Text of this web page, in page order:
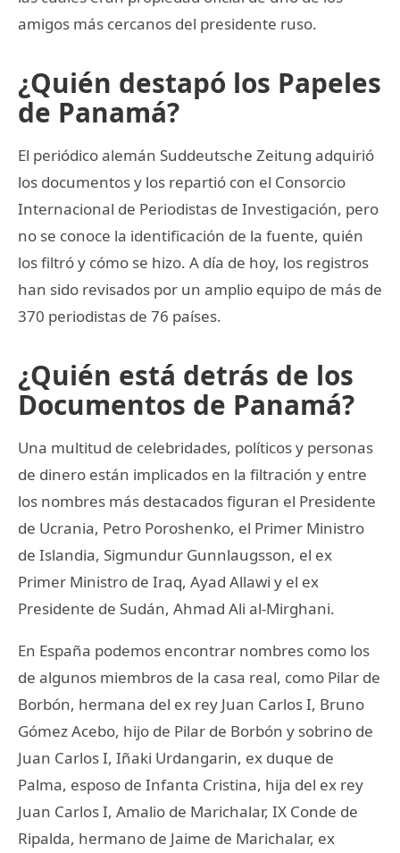
amigos más cercanos del presidente ruso.
¿Quién destapó los Papeles
de Panamá?
El periódico alemán Suddeutsche Zeitung adquirió
los documentos y los repartió con el Consorcio
Internacional de Periodistas de Investigación, pero
no se conoce la identificación de la fuente, quién
los filtró y cómo se hizo. A día de hoy, los registros
han sido revisados por un amplio equipo de más de
370 periodistas de 76 países.
¿Quién está detrás de los
Documentos de Panamá?
Una multitud de celebridades, políticos y personas
de dinero están implicados en la filtración y entre
los nombres más destacados figuran el Presidente
de Ucrania, Petro Poroshenko, el Primer Ministro
de Islandia, Sigmundur Gunnlaugsson, el ex
Primer Ministro de Iraq, Ayad Allawi y el ex
Presidente de Sudán, Ahmad Ali al-Mirghani.
En España podemos encontrar nombres como los
de algunos miembros de la casa real, como Pilar de
Borbón, hermana del ex rey Juan Carlos I, Bruno
Gómez Acebo, hijo de Pilar de Borbón y sobrino de
Juan Carlos I, Iñaki Urdangarin, ex duque de
Palma, esposo de Infanta Cristina, hija del ex rey
Juan Carlos I, Amalio de Marichalar, IX Conde de
Ripalda, hermano de Jaime de Marichalar, ex